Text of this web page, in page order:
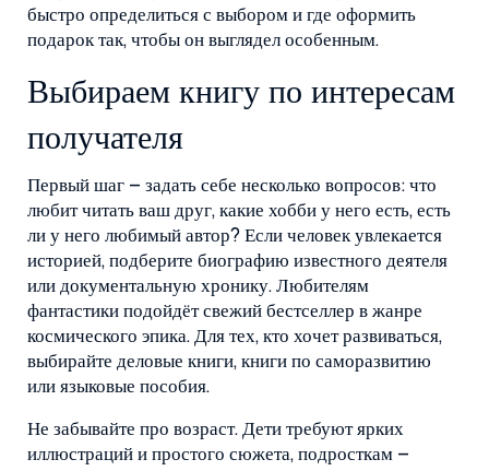
быстро определиться с выбором и где оформить
подарок так, чтобы он выглядел особенным.
Выбираем книгу по интересам
получателя
Первый шаг – задать себе несколько вопросов: что
любит читать ваш друг, какие хобби у него есть, есть
ли у него любимый автор? Если человек увлекается
историей, подберите биографию известного деятеля
или документальную хронику. Любителям
фантастики подойдёт свежий бестселлер в жанре
космического эпика. Для тех, кто хочет развиваться,
выбирайте деловые книги, книги по саморазвитию
или языковые пособия.
Не забывайте про возраст. Дети требуют ярких
иллюстраций и простого сюжета, подросткам –